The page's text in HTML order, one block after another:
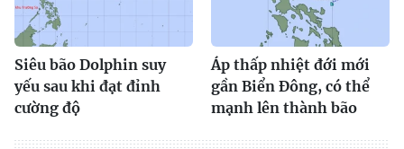
Siêu bão Dolphin suy
yếu sau khi đạt đỉnh
cường độ
Áp thấp nhiệt đới mới
gần Biển Đông, có thể
mạnh lên thành bão